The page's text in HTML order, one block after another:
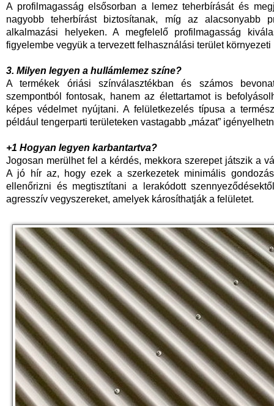
A profilmagasság elsősorban a lemez teherbírását és
nagyobb teherbírást biztosítanak, míg az alacsonyabb
alkalmazási helyeken. A megfelelő profilmagasság
figyelembe vegyük a tervezett felhasználási terület környezeti
3. Milyen legyen a hullámlemez színe?
A termékek óriási színválasztékban és számos
szempontból fontosak, hanem az élettartamot is
képes védelmet nyújtani. A felületkezelés típusa a
például tengerparti területeken vastagabb „mázat”
+1 Hogyan legyen karbantartva?
Jogosan merülhet fel a kérdés, mekkora szerepet játszik a
A jó hír az, hogy ezek a szerkezetek minimális
ellenőrizni és megtisztítani a lerakódott
agresszív vegyszereket, amelyek károsíthatják a felületet.